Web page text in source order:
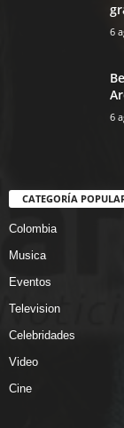
6
6
CATEGORÍA
Colombia
Musica
Eventos
Television
Celebridades
Video
Cine